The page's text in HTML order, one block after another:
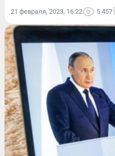
21 февраля, 2023, 16:22 5 457